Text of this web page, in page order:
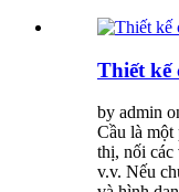
Thiết kế
by admin
Cầu là một
thị, nối các
v.v. Nếu